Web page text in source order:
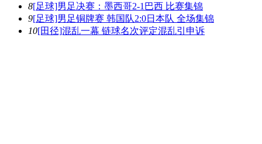
8[足球]男足决赛：墨西哥2-1巴西 比赛集锦
9[足球]男足铜牌赛 韩国队2:0日本队 全场集锦
10[田径]混乱一幕 链球名次评定混乱引申诉